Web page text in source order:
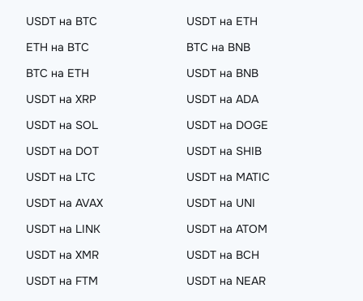
USDT на BTC
USDT на ETH
ETH на BTC
BTC на BNB
BTC на ETH
USDT на BNB
USDT на XRP
USDT на ADA
USDT на SOL
USDT на DOGE
USDT на DOT
USDT на SHIB
USDT на LTC
USDT на MATIC
USDT на AVAX
USDT на UNI
USDT на LINK
USDT на ATOM
USDT на XMR
USDT на BCH
USDT на FTM
USDT на NEAR